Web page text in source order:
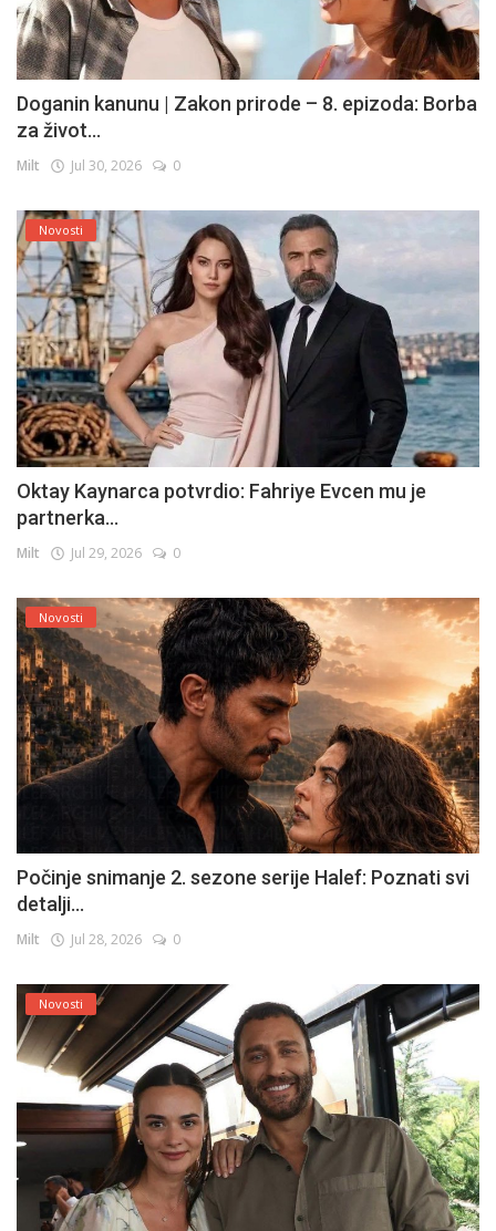
Doganin kanunu | Zakon prirode – 8. epizoda: Borba
za život...
Milt Jul 30, 2026 0
Novosti
Oktay Kaynarca potvrdio: Fahriye Evcen mu je
partnerka...
Milt Jul 29, 2026 0
Novosti
Počinje snimanje 2. sezone serije Halef: Poznati svi
detalji...
Milt Jul 28, 2026 0
Novosti